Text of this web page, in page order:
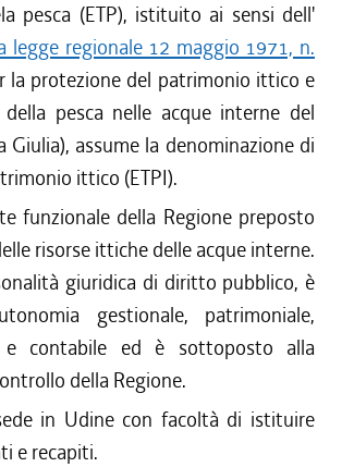
pesca (ETP), istituito ai sensi dell'
legge regionale 12 maggio 1971, n.
la protezione del patrimonio ittico e
della pesca nelle acque interne del
Giulia), assume la denominazione di
ittico (ETPI).
funzionale della Regione preposto
risorse ittiche delle acque interne.
giuridica di diritto pubblico, è
gestionale, patrimoniale,
e contabile ed è sottoposto alla
della Regione.
in Udine con facoltà di istituire
e recapiti.